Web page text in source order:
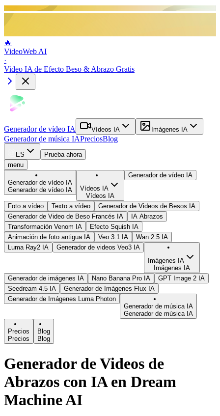
🔥
VideoWeb AI
·
Video IA de Efecto Beso & Abrazo Gratis
Generador de vídeo IA Vídeos IA Imágenes IA
Generador de música IAPreciosBlog
ES
Prueba ahora
menu
Generador de vídeo IA
Generador de vídeo IA
Vídeos IA
Vídeos IA
Generador de vídeo IA
Foto a vídeo Texto a vídeo
Generador de Videos de Besos IA
Generador de Video de Beso Francés IA
IA Abrazos
Transformación Venom IA
Efecto Squish IA
Animación de foto antigua IA
Veo 3.1 IA
Wan 2.5 IA
Luma Ray2 IA
Generador de videos Veo3 IA
Imágenes IA
Imágenes IA
Generador de imágenes IA
Nano Banana Pro IA
GPT Image 2 IA
Seedream 4.5 IA
Generador de Imágenes Flux IA
Generador de Imágenes Luma Photon
Generador de música IA
Generador de música IA
Precios
Precios
Blog
Blog
Generador de Videos de
Abrazos con IA en Dream
Machine AI